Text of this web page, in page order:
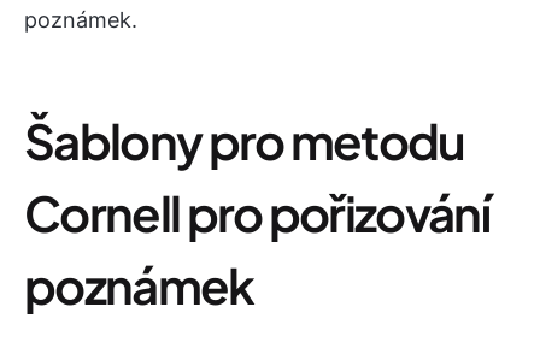
poznámek.
Šablony pro metodu
Cornell pro pořizování
poznámek